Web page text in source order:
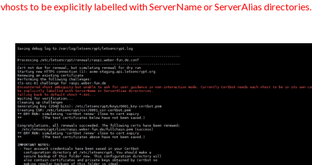
vhosts to be explicitly labelled with ServerName or ServerAlias directories.